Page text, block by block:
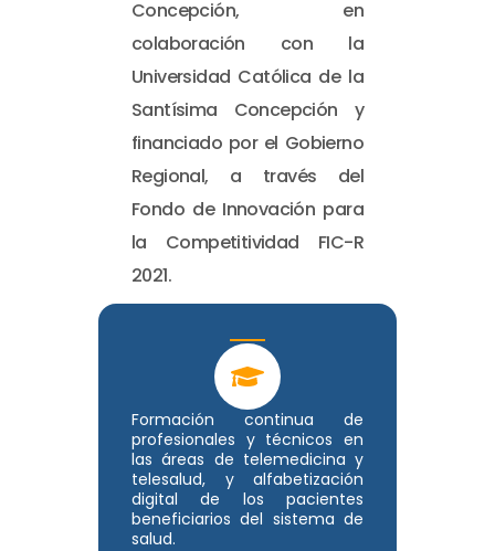
Formación continua de
profesionales y técnicos en
las áreas de telemedicina y
telesalud, y alfabetización
digital de los pacientes
beneficiarios del sistema de
salud.
Concepción, en
colaboración con la
Universidad Católica de la
Santísima Concepción y
financiado por el Gobierno
Regional, a través del
Fondo de Innovación para
la Competitividad FIC-R
2021.